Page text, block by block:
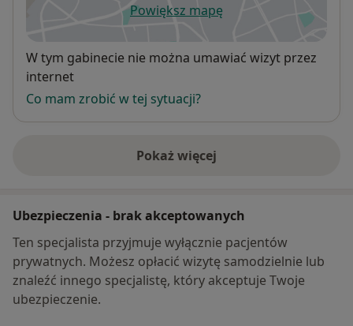
Powiększ mapęotwiera się w nowej karcie
Dostępność
W tym gabinecie nie można umawiać wizyt przez
internet
Co mam zrobić w tej sytuacji?
Pokaż więcej
o adresie
Ubezpieczenia - brak akceptowanych
Ten specjalista przyjmuje wyłącznie pacjentów
prywatnych. Możesz opłacić wizytę samodzielnie lub
znaleźć innego specjalistę, który akceptuje Twoje
ubezpieczenie.